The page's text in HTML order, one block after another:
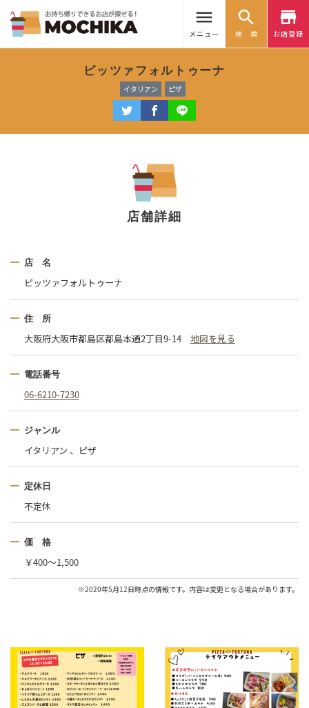
menu
メニュー
search
検 索
store
お店登録
ピッツァフォルトゥーナ
イタリアン ピザ
店舗詳細
店 名
ピッツァフォルトゥーナ
住 所
大阪府大阪市都島区都島本通2丁目9-14 地図を見る
電話番号
06-6210-7230
ジャンル
イタリアン 、ピザ
定休日
不定休
価 格
￥400〜1,500
※2020年5月12日時点の情報です。内容は変更となる場合があります。